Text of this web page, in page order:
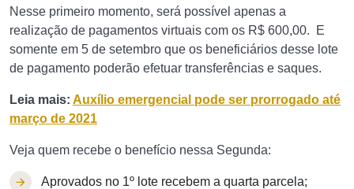
Nesse primeiro momento, será possível apenas a
realização de pagamentos virtuais com os R$ 600,00. E
somente em 5 de setembro que os beneficiários desse lote
de pagamento poderão efetuar transferências e saques.
Leia mais: Auxílio emergencial pode ser prorrogado até
março de 2021
Veja quem recebe o benefício nessa Segunda:
Aprovados no 1º lote recebem a quarta parcela;